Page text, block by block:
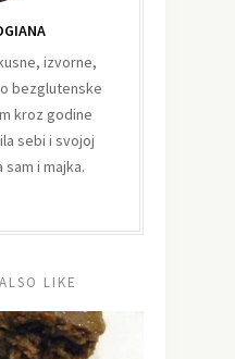
izvorne,
bezglutenske
kroz godine
sebi i svojoj
i majka.
LIKE